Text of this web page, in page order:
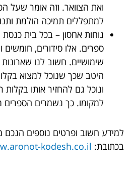
ואת הצוואר. וזה אומר שעל
למתפללים תמיכה הולמת
נוחות אחסון – בכל בית
ספרים. אלו סידורים, חומשים
שימושיים. חשוב לנו
היטב שכך שנוכל למצוא
ונוכל גם להחזיר אותו
למקומו. כך נשמרים הספרים
למידע חשוב ופרטים נוספים הנכם
בכתובת: kodesh.co.il/